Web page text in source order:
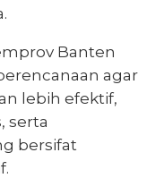
Banten
agar
lebih efektif,
serta
bersifat